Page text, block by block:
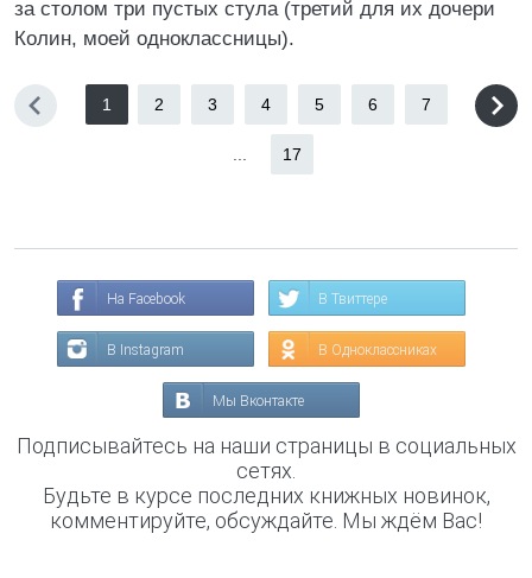
за столом три пустых стула (третий для их дочери
Колин, моей одноклассницы).
1 2 3 4 5 6 7
17
На Facebook В Твиттере
В Instagram В Одноклассниках
Мы Вконтакте
Подписывайтесь на наши страницы в социальных
сетях.
Будьте в курсе последних книжных новинок,
комментируйте, обсуждайте. Мы ждём Вас!